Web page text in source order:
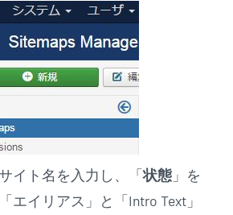
イト名を入力し、「状態 」を
エイリアス」と「Intro Text」